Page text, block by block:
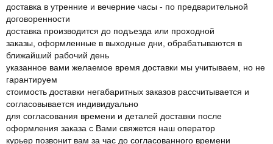
доставка в утренние и вечерние часы - по предварительной
договоренности
доставка производится до подъезда или проходной
заказы, оформленные в выходные дни, обрабатываются в
ближайший рабочий день
указанное вами желаемое время доставки мы учитываем, но не
гарантируем
стоимость доставки негабаритных заказов рассчитывается и
согласовывается индивидуально
для согласования времени и деталей доставки после
оформления заказа с Вами свяжется наш оператор
курьер позвонит вам за час до согласованного времени